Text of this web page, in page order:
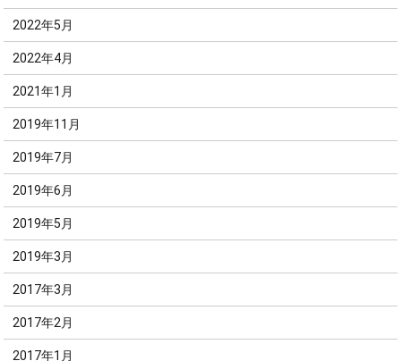
2022年5月
2022年4月
2021年1月
2019年11月
2019年7月
2019年6月
2019年5月
2019年3月
2017年3月
2017年2月
2017年1月